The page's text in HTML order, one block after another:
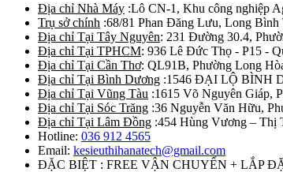
Địa chỉ Nhà Máy :Lô CN-1, Khu công nghiệp
Trụ sở chính :68/81 Phan Đăng Lưu, Long
Địa chỉ Tại Tây Nguyên: 231 Đường 30.4,
Địa chỉ Tại TPHCM: 936 Lê Đức Thọ - P15 -
Địa chỉ Tại Cần Thơ: QL91B, Phường Long
Địa chỉ Tại Bình Dương :1546 ĐẠI LỘ BÌNH
Địa chỉ Tại Vũng Tàu :1615 Võ Nguyên Giáp,
Địa chỉ Tại Sóc Trăng :36 Nguyễn Văn Hữu,
Địa chỉ Tại Lâm Đồng :454 Hùng Vương – Thị
Hotline: 036 912 4565
Email: kesieuthihanatech@gmail.com
ĐẶC BIỆT : FREE VẬN CHUYỂN + LẮP